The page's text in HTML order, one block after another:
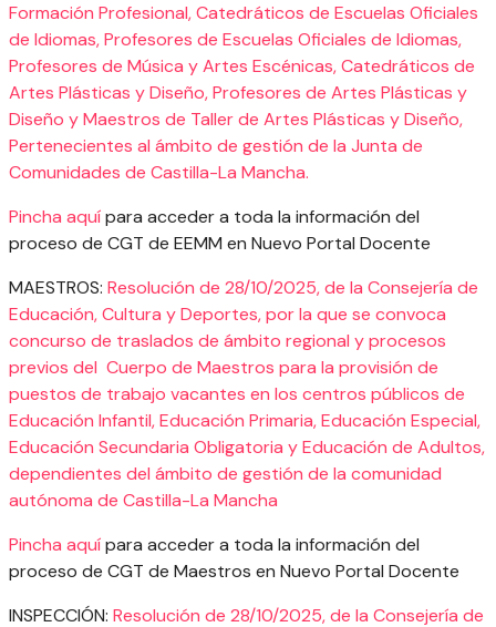
Formación Profesional, Catedráticos de Escuelas Oficiales
de Idiomas, Profesores de Escuelas Oficiales de Idiomas,
Profesores de Música y Artes Escénicas, Catedráticos de
Artes Plásticas y Diseño, Profesores de Artes Plásticas y
Diseño y Maestros de Taller de Artes Plásticas y Diseño,
Pertenecientes al ámbito de gestión de la Junta de
Comunidades de Castilla-La Mancha.
Pincha aquípara acceder a toda la información del
proceso de CGT de EEMM en Nuevo Portal Docente
MAESTROS: Resolución de 28/10/2025, de la Consejería de
Educación, Cultura y Deportes, por la que se convoca
concurso de traslados de ámbito regional y procesos
previos del Cuerpo de Maestros para la provisión de
puestos de trabajo vacantes en los centros públicos de
Educación Infantil, Educación Primaria, Educación Especial,
Educación Secundaria Obligatoria y Educación de Adultos,
dependientes del ámbito de gestión de la comunidad
autónoma de Castilla-La Mancha
Pincha aquípara acceder a toda la información del
proceso de CGT de Maestros en Nuevo Portal Docente
INSPECCIÓN: Resolución de 28/10/2025, de la Consejería de